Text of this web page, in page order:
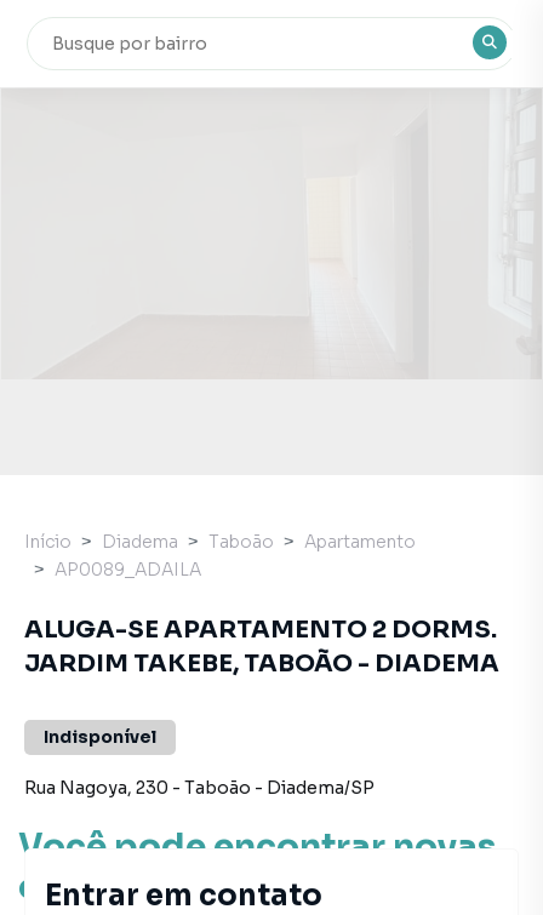
Você pode encontrar novas
oportunidades!
Início Diadema Taboão
Apartamento
AP0089_ADAILA
ALUGA-SE APARTAMENTO 2 DORMS.
JARDIM TAKEBE, TABOÃO - DIADEMA
Indisponível
Rua Nagoya, 230 - Taboão - Diadema/SP
Entrar em contato